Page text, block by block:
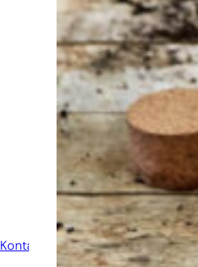
Bei Sneeboer sind
wir immer bereit,
anderen zu helfen.
Zögern Sie nicht,
anzurufen oder eine
E-Mail zu senden,
wenn Sie eine Frage
haben. Dann werden
wir Ihre Frage so
schnell wie möglich
beantworten.
Kontakt